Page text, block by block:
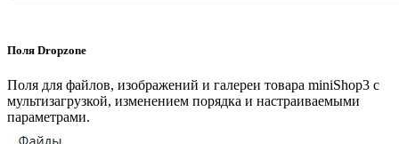
Поля Dropzone
Поля для файлов, изображений и галереи товара miniShop3 с
мультизагрузкой, изменением порядка и настраиваемыми
параметрами.